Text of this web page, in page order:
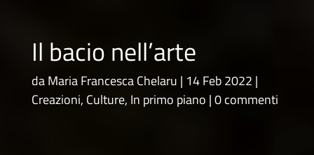
Il bacio nell’arte
daMaria Francesca Chelaru 14 Feb 2022
Creazioni, Culture, In primo piano 0 commenti